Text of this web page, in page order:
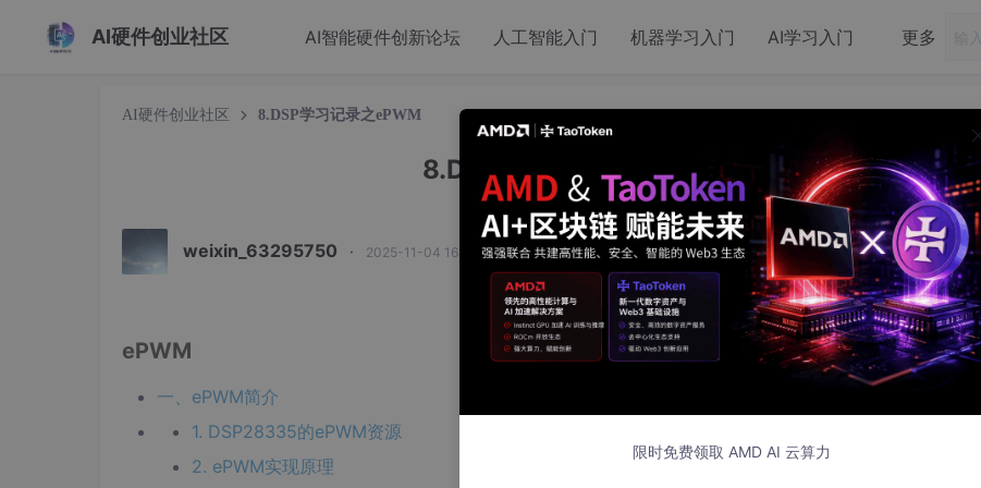
AI硬件创业社区 AI智能硬件创新论坛 人工智能入门 机器学习入门 AI学习入门 更多
AI硬件创业社区 8.DSP学习记录之ePWM
8.DSP学习记录之ePWM
weixin_63295750 · 2025-11-04 16:42:17 发布
ePWM
一、ePWM简介
1. DSP28335的ePWM资源
2. ePWM实现原理
限时免费领取 AMD AI 云算力